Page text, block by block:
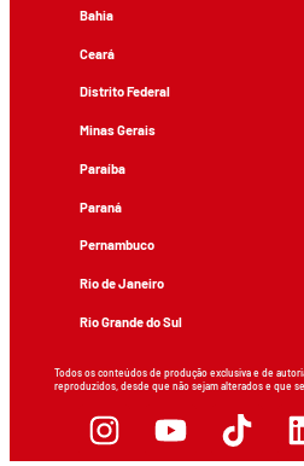
Bahia
Ceará
Distrito Federal
Minas Gerais
Paraíba
Paraná
Pernambuco
Rio de Janeiro
Rio Grande do Sul
Todos os conteúdos de produção exclusiva e de
reproduzidos, desde que não sejam alterados e que